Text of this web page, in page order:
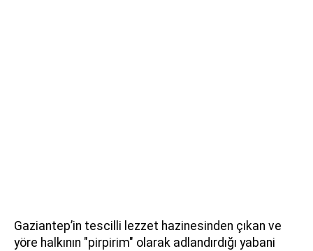
Gaziantep’in tescilli lezzet hazinesinden çıkan ve
yöre halkının "pirpirim" olarak adlandırdığı yabani